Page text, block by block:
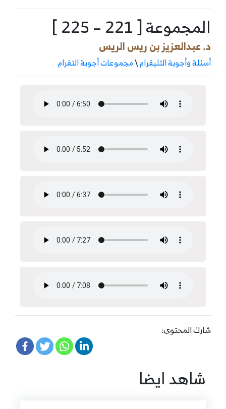
المجموعة [ 221 – 225 ]
د. عبدالعزيز بن ريس الريس
أسئلة وأجوبة التليقرام\مجموعات أجوبة التقرام
شارك المحتوى:
شاهد ايضا